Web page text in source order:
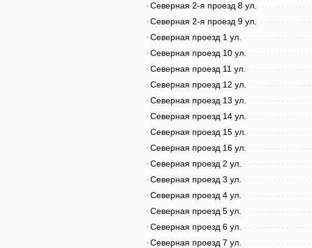
Северная 2-я проезд 8 ул.
Северная 2-я проезд 9 ул.
Северная проезд 1 ул.
Северная проезд 10 ул.
Северная проезд 11 ул.
Северная проезд 12 ул.
Северная проезд 13 ул.
Северная проезд 14 ул.
Северная проезд 15 ул.
Северная проезд 16 ул.
Северная проезд 2 ул.
Северная проезд 3 ул.
Северная проезд 4 ул.
Северная проезд 5 ул.
Северная проезд 6 ул.
Северная проезд 7 ул.